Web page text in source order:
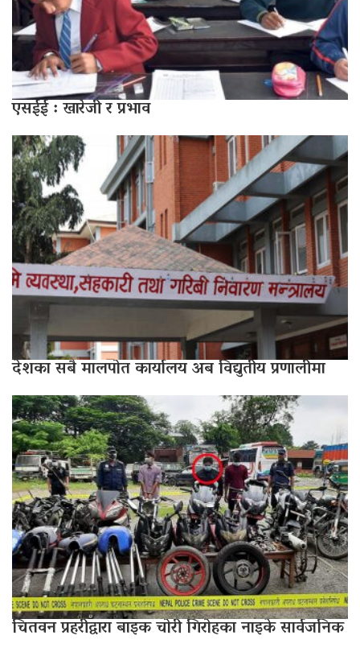
एसईई : खारेजी र प्रभाव
देशका सबै मालपोत कार्यालय अब विद्युतीय प्रणालीमा
चितवन प्रहरीद्वारा बाइक चोरी गिरोहका नाइके सार्वजनिक